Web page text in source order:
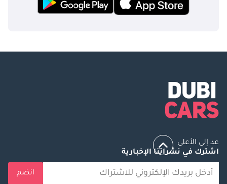
عد إلى الأعلى
اشترك في نشراتنا الإخبارية
انضم